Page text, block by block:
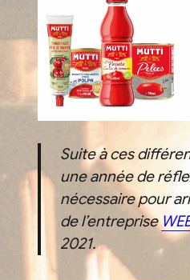
Suite à ces
une année de
nécessaire pour
de l’entreprise
2021.